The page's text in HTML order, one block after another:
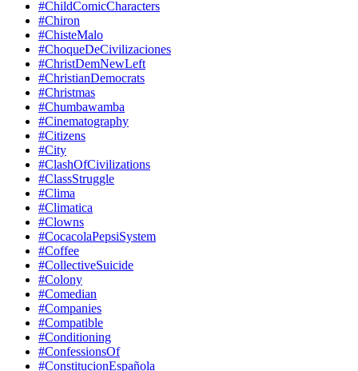
#ChildComicCharacters
#Chiron
#ChisteMalo
#ChoqueDeCivilizaciones
#ChristDemNewLeft
#ChristianDemocrats
#Christmas
#Chumbawamba
#Cinematography
#Citizens
#City
#ClashOfCivilizations
#ClassStruggle
#Clima
#Climatica
#Clowns
#CocacolaPepsiSystem
#Coffee
#CollectiveSuicide
#Colony
#Comedian
#Companies
#Compatible
#Conditioning
#ConfessionsOf
#ConstitucionEspañola